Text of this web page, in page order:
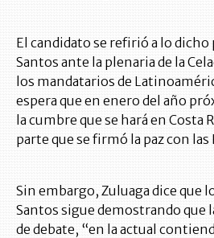
El candidato se refirió a lo
Santos ante la plenaria de la
los mandatarios de
espera que en enero del año
la cumbre que se hará en Costa
parte que se firmó la paz con las
Sin embargo, Zuluaga dice que
Santos sigue demostrando que
de debate, “en la actual